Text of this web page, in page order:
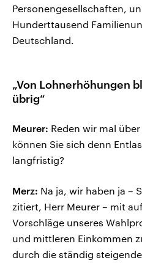
Personengesellschaften,
Hunderttausend
Deutschland.
„Von Lohnerhöhungen
übrig“
Meurer: Reden wir mal
können Sie sich denn
langfristig?
Merz: Na ja, wir haben ja –
zitiert, Herr Meurer – mit
Vorschläge unseres
und mittleren Einkommen
durch die ständig